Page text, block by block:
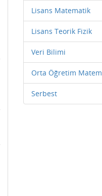
Lisans Matematik
Lisans Teorik Fizik
Veri Bilimi
Orta Öğretim
Serbest